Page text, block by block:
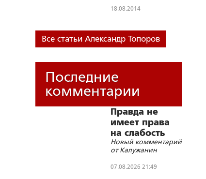
18.08.2014
Все статьи Александр Топоров
Последние
комментарии
Правда не
имеет права
на слабость
Новый комментарий
от Калужанин
07.08.2026 21:49